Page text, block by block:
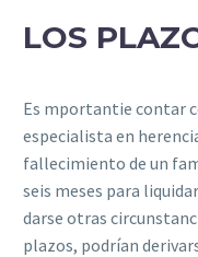
LOS
Es mportantie contar
especialista en
fallecimiento de un
seis meses para
darse otras
plazos, podrían